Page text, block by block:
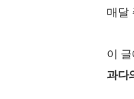
매달
이
과다